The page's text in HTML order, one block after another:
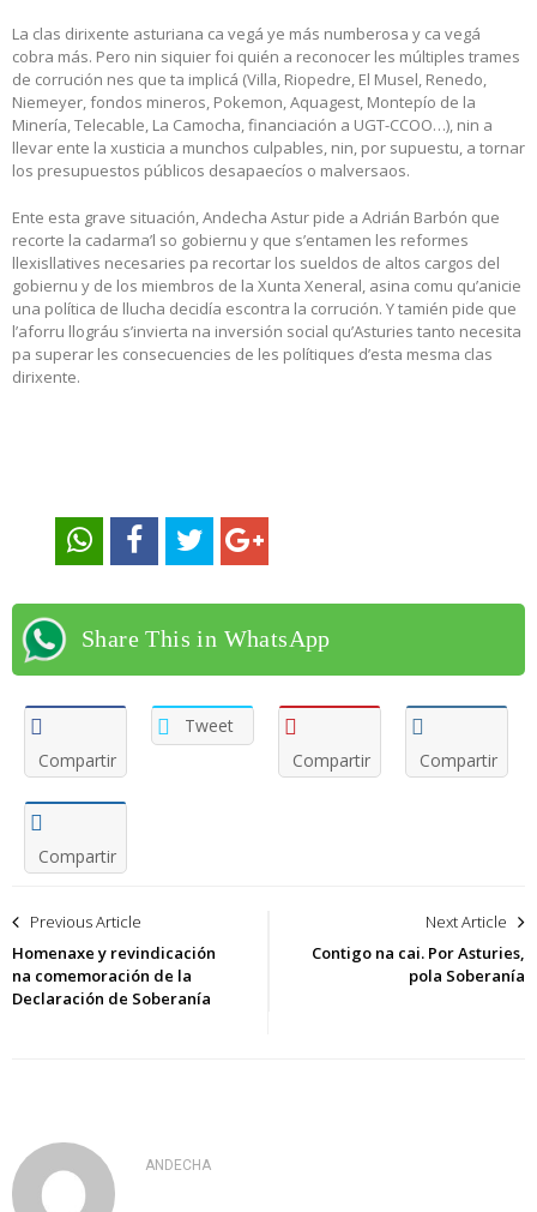
La clas dirixente asturiana ca vegá ye más numberosa y ca vegá
cobra más. Pero nin siquier foi quién a reconocer les múltiples trames
de corrución nes que ta implicá (Villa, Riopedre, El Musel, Renedo,
Niemeyer, fondos mineros, Pokemon, Aquagest, Montepío de la
Minería, Telecable, La Camocha, financiación a UGT-CCOO…), nin a
llevar ente la xusticia a munchos culpables, nin, por supuestu, a tornar
los presupuestos públicos desapaecíos o malversaos.
Ente esta grave situación, Andecha Astur pide a Adrián Barbón que
recorte la cadarma’l so gobiernu y que s’entamen les reformes
llexisllatives necesaries pa recortar los sueldos de altos cargos del
gobiernu y de los miembros de la Xunta Xeneral, asina comu qu’anicie
una política de llucha decidía escontra la corrución. Y tamién pide que
l’aforru llográu s’invierta na inversión social qu’Asturies tanto necesita
pa superar les consecuencies de les polítiques d’esta mesma clas
dirixente.
Share This in WhatsApp
Compartir
Tweet
Compartir
Compartir
Compartir
Navegación
de
entradas
Previous Article
Homenaxe y revindicación
na comemoración de la
Declaración de Soberanía
Next Article
Contigo na cai. Por Asturies,
pola Soberanía
ANDECHA